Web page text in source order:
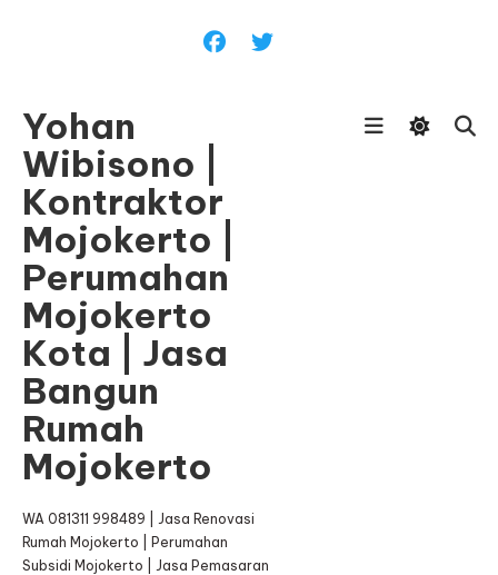
Yohan
Wibisono |
Kontraktor
Mojokerto |
Perumahan
Mojokerto
Kota | Jasa
Bangun
Rumah
Mojokerto
WA 081311 998489 | Jasa Renovasi
Rumah Mojokerto | Perumahan
Subsidi Mojokerto | Jasa Pemasaran